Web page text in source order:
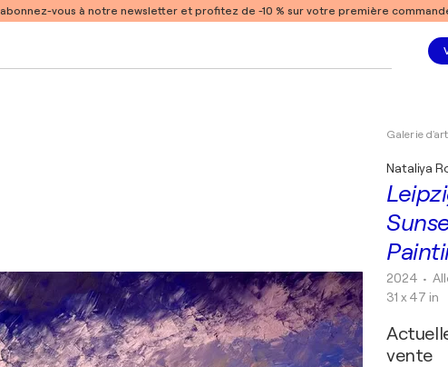
abonnez-vous à notre newsletter et profitez de -10 % sur votre première
Galerie d'art
Nataliya
2024 •
31 x 47 in
vente